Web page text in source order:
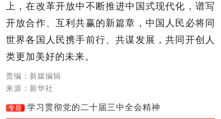
上，在改革开放中不断推进中国式现代化，谱写
开放合作、互利共赢的新篇章，中国人民必将同
世界各国人民携手前行、共谋发展，共同开创人
类更加美好的未来。
责编：新媒编辑
来源：新华社
专题 学习贯彻党的二十届三中全会精神